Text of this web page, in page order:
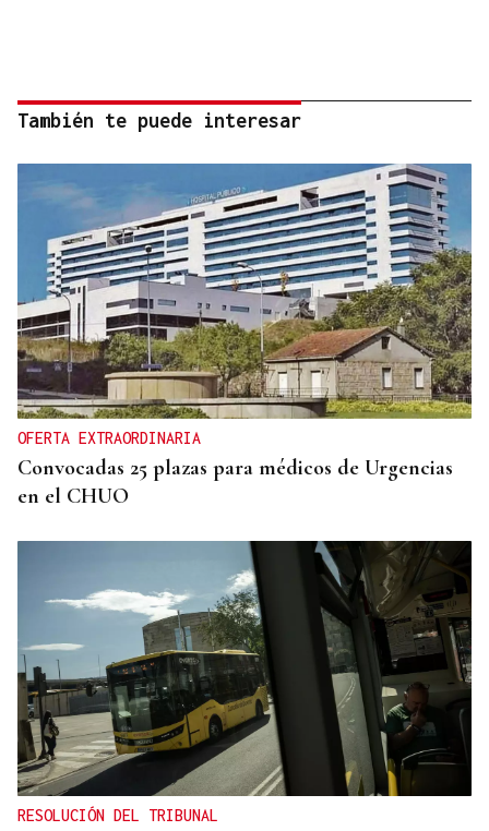
También te puede interesar
OFERTA EXTRAORDINARIA
Convocadas 25 plazas para médicos de Urgencias
en el CHUO
RESOLUCIÓN DEL TRIBUNAL